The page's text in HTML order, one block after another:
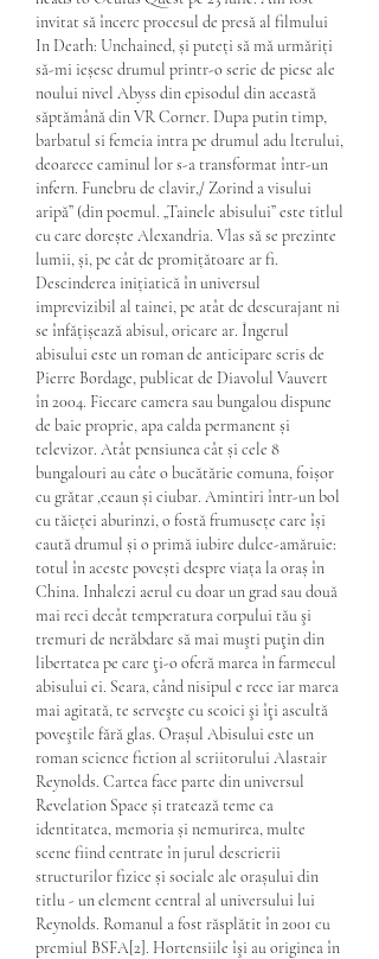
invitat să încerc procesul de presă al filmului
In Death: Unchained, și puteți să mă urmăriți
să-mi ieșesc drumul printr-o serie de piese ale
noului nivel Abyss din episodul din această
săptămână din VR Corner. Dupa putin timp,
barbatul si femeia intra pe drumul adu lterului,
deoarece caminul lor s-a transformat într-un
infern. Funebru de clavir,/ Zorind a visului
aripă” (din poemul. „Tainele abisului” este titlul
cu care dorește Alexandria. Vlas să se prezinte
lumii, și, pe cât de promițătoare ar fi.
Descinderea inițiatică în universul
imprevizibil al tainei, pe atât de descurajant ni
se înfățișează abisul, oricare ar. Îngerul
abisului este un roman de anticipare scris de
Pierre Bordage, publicat de Diavolul Vauvert
în 2004. Fiecare camera sau bungalou dispune
de baie proprie, apa calda permanent și
televizor. Atât pensiunea cât și cele 8
bungalouri au câte o bucătărie comuna, foișor
cu grătar ,ceaun și ciubar. Amintiri într-un bol
cu tăieței aburinzi, o fostă frumusețe care își
caută drumul și o primă iubire dulce-amăruie:
totul în aceste povești despre viața la oraș în
China. Inhalezi aerul cu doar un grad sau două
mai reci decât temperatura corpului tău şi
tremuri de nerăbdare să mai muşti puţin din
libertatea pe care ţi-o oferă marea în farmecul
abisului ei. Seara, când nisipul e rece iar marea
mai agitată, te serveşte cu scoici şi îţi ascultă
poveştile fără glas. Orașul Abisului este un
roman science fiction al scriitorului Alastair
Reynolds. Cartea face parte din universul
Revelation Space și tratează teme ca
identitatea, memoria și nemurirea, multe
scene fiind centrate în jurul descrierii
structurilor fizice și sociale ale orașului din
titlu - un element central al universului lui
Reynolds. Romanul a fost răsplătit în 2001 cu
premiul BSFA[2]. Hortensiile îşi au originea în